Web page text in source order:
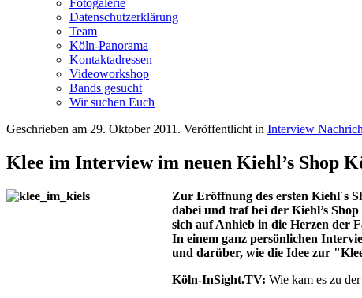
Fotogalerie
Datenschutzerklärung
Team
Köln-Panorama
Kontaktadressen
Videoworkshop
Bands gesucht
Wir suchen Euch
Geschrieben am 29. Oktober 2011 . Veröffentlicht in Interview
Klee im Interview im neuen Kiehl’s Shop
Zur Eröffnung des ersten Kiehl´s
dabei und traf bei der Kiehl’s
sich auf Anhieb in die Herzen der
In einem ganz persönlichen
und darüber, wie die Idee zur
Köln-InSight.TV: Wie kam es zu